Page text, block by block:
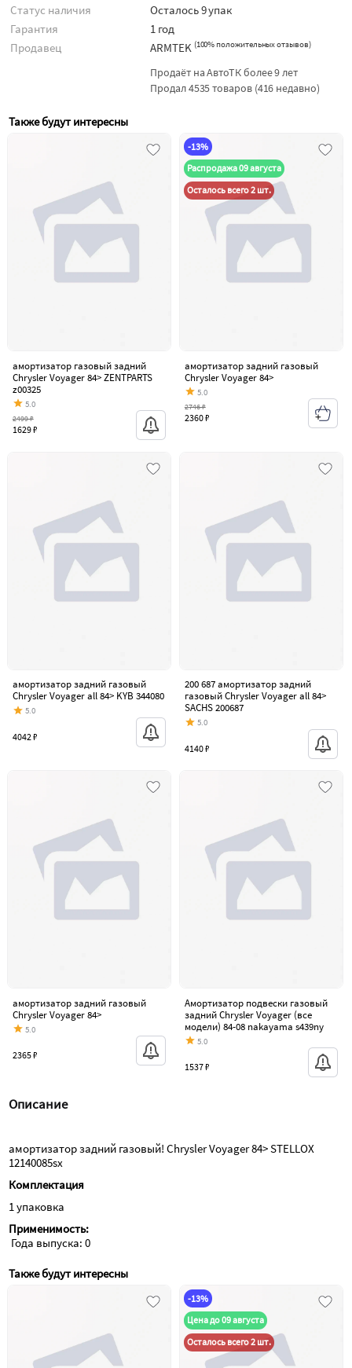
Статус наличия
Осталось 9 упак
Гарантия
1 год
Продавец
ARMTEK (100% положительных отзывов)
Продаёт на АвтоТК более 9 лет
Продал 4535 товаров (416 недавно)
Также будут интересны
амортизатор газовый задний
Chrysler Voyager 84> ZENTPARTS
z00325
5.0
1629 ₽
2499 ₽
-13%
Распродажа 09 августа
Осталось всего 2 шт.
амортизатор задний газовый
Chrysler Voyager 84>
5.0
2360 ₽
2746 ₽
амортизатор задний газовый
Chrysler Voyager all 84> KYB 344080
5.0
4042 ₽
200 687 амортизатор задний
газовый Chrysler Voyager all 84>
SACHS 200687
5.0
4140 ₽
амортизатор задний газовый
Chrysler Voyager 84>
5.0
2365 ₽
Амортизатор подвески газовый
задний Chrysler Voyager (все
модели) 84-08 nakayama s439ny
5.0
1537 ₽
Описание
амортизатор задний газовый! Chrysler Voyager 84> STELLOX
12140085sx
Комплектация
1 упаковка
Применимость:
Года выпуска: 0
Также будут интересны
-13%
Цена до 09 августа
Осталось всего 2 шт.